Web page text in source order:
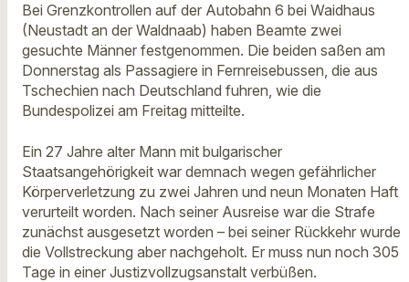
Bei Grenzkontrollen auf der Autobahn 6 bei Waidhaus
(Neustadt an der Waldnaab) haben Beamte zwei
gesuchte Männer festgenommen. Die beiden saßen am
Donnerstag als Passagiere in Fernreisebussen, die aus
Tschechien nach Deutschland fuhren, wie die
Bundespolizei am Freitag mitteilte.
Ein 27 Jahre alter Mann mit bulgarischer
Staatsangehörigkeit war demnach wegen gefährlicher
Körperverletzung zu zwei Jahren und neun Monaten Haft
verurteilt worden. Nach seiner Ausreise war die Strafe
zunächst ausgesetzt worden – bei seiner Rückkehr wurde
die Vollstreckung aber nachgeholt. Er muss nun noch 305
Tage in einer Justizvollzugsanstalt verbüßen.